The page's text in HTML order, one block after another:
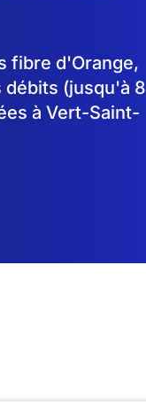
fibre d'Orange,
débits (jusqu'à 8
à Vert-Saint-